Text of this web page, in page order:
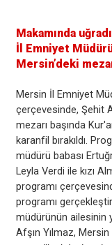
Makamında
İl Emniyet
Mersin’deki
Mersin İl Emniyet
çerçevesinde, Şehit
mezarı başında
karanfil bırakıldı.
müdürü babası
Leyla Verdi ile kızı
programı
programı
müdürünün ailesinin
Afşın Yılmaz,